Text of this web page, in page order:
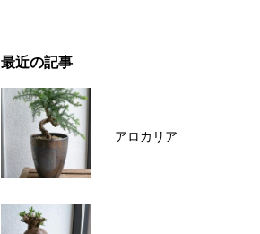
最近の記事
アロカリア